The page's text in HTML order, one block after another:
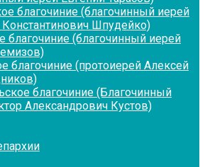
благочиние (благочинный иерей
Константинович Шпудейко)
благочиние (благочинный иерей
благочиние (протоиерей Алексей
благочиние (Благочинный
Александрович Кустов)